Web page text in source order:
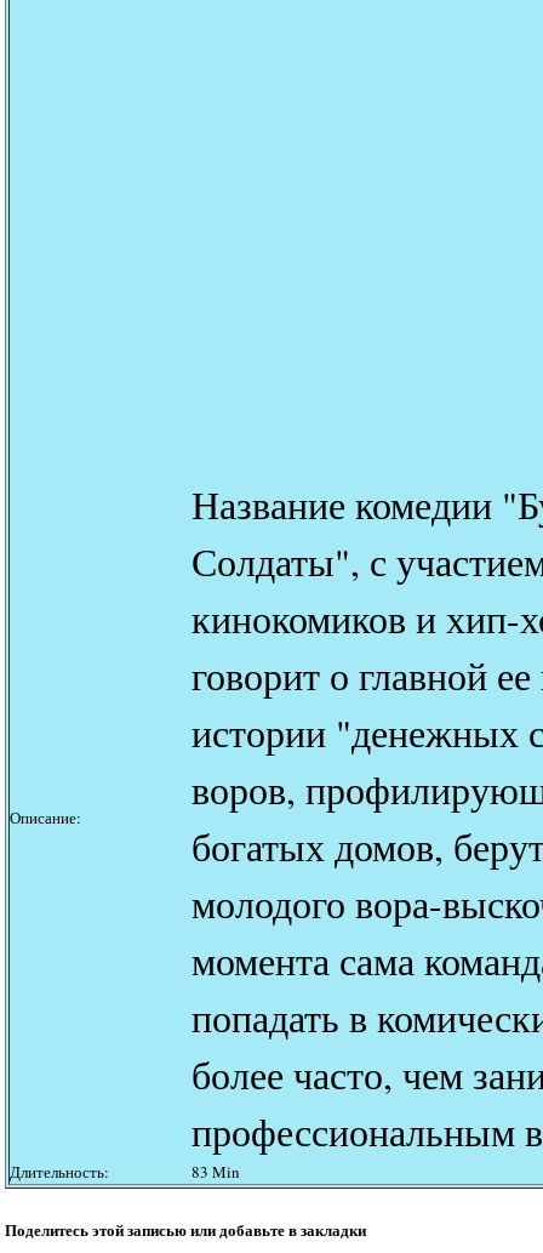
Описание:
Название комедии
Солдаты", с
кинокомиков и хип-
говорит о главной
истории "денежных
воров,
богатых домов,
молодого вора-
момента сама
попадать в
более часто, чем
профессиональным
Длительность: 83 Min
Поделитесь этой записью или добавьте в закладки